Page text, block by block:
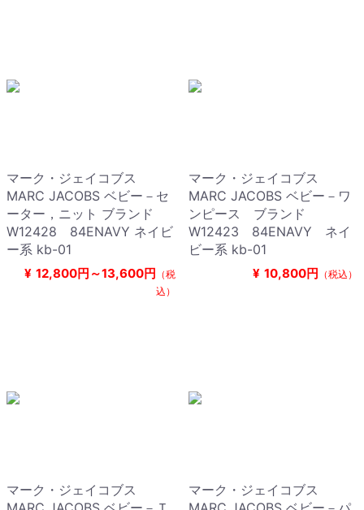
マーク・ジェイコブス
MARC JACOBS ベビー－セ
ーター，ニット ブランド
W12428 84ENAVY ネイビ
ー系 kb-01
¥ 12,800円～13,600円 （税
込）
マーク・ジェイコブス
MARC JACOBS ベビー－ワ
ンピース ブランド
W12423 84ENAVY ネイ
ビー系 kb-01
¥ 10,800円 （税込）
マーク・ジェイコブス
マーク・ジェイコブス